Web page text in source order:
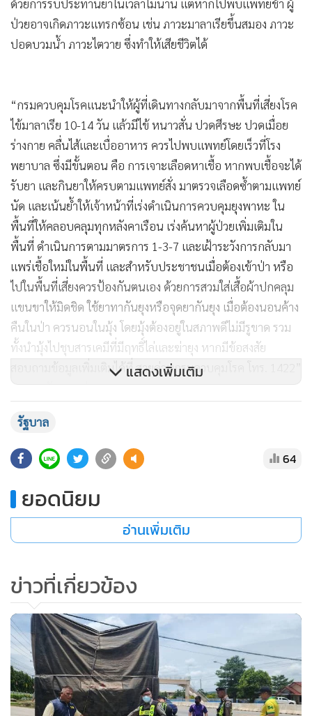
ด้วยการรับประทานยาในเวลาไม่นาน แต่หากไปพบแพทย์ช้า ผู้
ป่วยอาจเกิดภาวะแทรกซ้อน เช่น ภาวะมาลาเรียขึ้นสมอง ภาวะ
ปอดบวมน้ำ ภาวะไตวาย ซึ่งทำให้เสียชีวิตได้
“กรมควบคุมโรคแนะนำให้ผู้ที่เดินทางกลับมาจากพื้นที่เสี่ยงโรค
ไข้มาลาเรีย 10-14 วัน แล้วมีไข้ หนาวสั่น ปวดศีรษะ ปวดเมื่อย
พยาบาล ซึ่งมีขั้นตอน คือ การเจาะเลือดหาเชื้อ หากพบเชื้อจะได้
รับยา และกินยาให้ครบตามแพทย์สั่ง มาตรวจเลือดซ้ำตามแพทย์
นัด และเน้นย้ำให้เจ้าหน้าที่เร่งดำเนินการควบคุมยุงพาหะ ใน
พื้นที่ให้คลอบคลุมทุกหลังคาเรือน เร่งค้นหาผู้ป่วยเพิ่มเติมใน
พื้นที่ ดำเนินการตามมาตรการ 1-3-7 และเฝ้าระวังการกลับมา
แพร่เชื้อใหม่ในพื้นที่ และสำหรับประชาชนเมื่อต้องเข้าป่า หรือ
ไปในพื้นที่เสี่ยงควรป้องกันตนเอง ด้วยการสวมใส่เสื้อผ้าปกคลุม
แสดงเพิ่มเติม
รัฐบาล
64
ยอดนิยม
อ่านเพิ่มเติม
ข่าวที่เกี่ยวข้อง